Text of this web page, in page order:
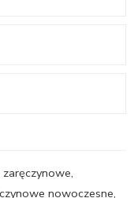
,
nowoczesne,